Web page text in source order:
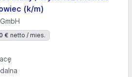
(k/m)
€ netto / mies.